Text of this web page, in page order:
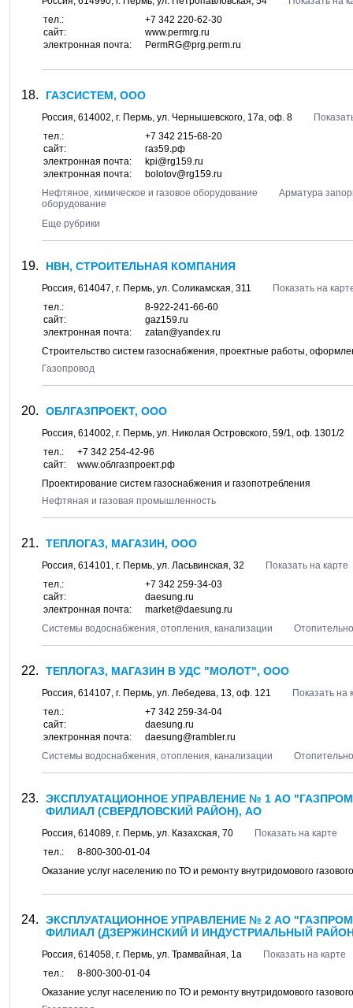
тел.:
+7 342 220-62-30
сайт:
www.permrg.ru
электронная почта:
PermRG@prg.perm.ru
ГАЗСИСТЕМ, ООО
Россия, 614002, г. Пермь, ул. Чернышевского, 17а, оф. 8
тел.:
+7 342 215-68-20
сайт:
газ59.рф
электронная почта:
kpi@rg159.ru
электронная почта:
bolotov@rg159.ru
Нефтяное, химическое и газовое оборудование
Арматура
оборудование
Еще рубрики
НВН, СТРОИТЕЛЬНАЯ КОМПАНИЯ
Россия, 614047, г. Пермь, ул. Соликамская, 311
Показать на
тел.:
8-922-241-66-60
сайт:
gaz159.ru
электронная почта:
zatan@yandex.ru
Строительство систем газоснабжения, проектные работы,
Газопровод
ОБЛГАЗПРОЕКТ, ООО
Россия, 614002, г. Пермь, ул. Николая Островского, 59/1, оф. 1301/2
тел.:
+7 342 254-42-96
сайт:
www.облгазпроект.рф
Проектирование систем газоснабжения и газопотребления
Нефтяная и газовая промышленность
ТЕПЛОГАЗ, МАГАЗИН, ООО
Россия, 614101, г. Пермь, ул. Ласьвинская, 32
Показать на карте
тел.:
+7 342 259-34-03
сайт:
daesung.ru
электронная почта:
market@daesung.ru
Системы водоснабжения, отопления, канализации
ТЕПЛОГАЗ, МАГАЗИН В УДС "МОЛОТ", ООО
Россия, 614107, г. Пермь, ул. Лебедева, 13, оф. 121
Показать на
тел.:
+7 342 259-34-04
сайт:
daesung.ru
электронная почта:
daesung@rambler.ru
Системы водоснабжения, отопления, канализации
ЭКСПЛУАТАЦИОННОЕ УПРАВЛЕНИЕ № 1 АО
ФИЛИАЛ (СВЕРДЛОВСКИЙ РАЙОН), АО
Россия, 614089, г. Пермь, ул. Казахская, 70
Показать на карте
тел.:
8-800-300-01-04
Оказание услуг населению по ТО и ремонту внутридомового
ЭКСПЛУАТАЦИОННОЕ УПРАВЛЕНИЕ № 2 АО
ФИЛИАЛ (ДЗЕРЖИНСКИЙ И ИНДУСТРИАЛЬНЫЙ
Россия, 614058, г. Пермь, ул. Трамвайная, 1а
Показать на карте
тел.:
8-800-300-01-04
Оказание услуг населению по ТО и ремонту внутридомового